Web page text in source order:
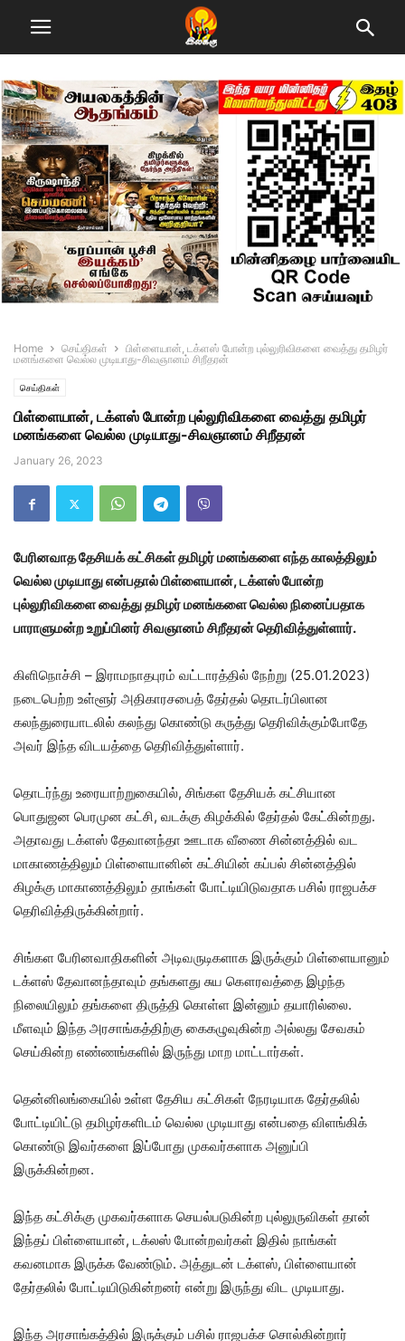
Home செய்திகள்
பிள்ளையான், டக்ளஸ் போன்ற புல்லுரிவிகளை வைத்து தமிழர்
மனங்களை வெல்ல முடியாது-சிவஞானம் சிறீதரன்
செய்திகள்
பிள்ளையான், டக்ளஸ் போன்ற புல்லுரிவிகளை வைத்து தமிழர்
மனங்களை வெல்ல முடியாது-சிவஞானம் சிறீதரன்
January 26, 2023
பேரினவாத தேசியக் கட்சிகள் தமிழர் மனங்களை எந்த காலத்திலும்
வெல்ல முடியாது என்பதால் பிள்ளையான், டக்ளஸ் போன்ற
புல்லுரிவிகளை வைத்து தமிழர் மனங்களை வெல்ல நினைப்பதாக
பாராளுமன்ற உறுப்பினர் சிவஞானம் சிறீதரன் தெரிவித்துள்ளார்.
கிளிநொச்சி – இராமநாதபுரம் வட்டாரத்தில் நேற்று (25.01.2023)
நடைபெற்ற உள்ளூர் அதிகாரசபைத் தேர்தல் தொடர்பிலான
கலந்துரையாடலில் கலந்து கொண்டு கருத்து தெரிவிக்கும்போதே
அவர் இந்த விடயத்தை தெரிவித்துள்ளார்.
தொடர்ந்து உரையாற்றுகையில், சிங்கள தேசியக் கட்சியான
பொதுஜன பெரமுன கட்சி, வடக்கு கிழக்கில் தேர்தல் கேட்கின்றது.
அதாவது டக்ளஸ் தேவானந்தா ஊடாக வீணை சின்னத்தில் வட
மாகாணத்திலும் பிள்ளையானின் கட்சியின் கப்பல் சின்னத்தில்
கிழக்கு மாகாணத்திலும் தாங்கள் போட்டியிடுவதாக பசில் ராஜபக்ச
தெரிவித்திருக்கின்றார்.
சிங்கள பேரினவாதிகளின் அடிவருடிகளாக இருக்கும் பிள்ளையானும்
டக்ளஸ் தேவானந்தாவும் தங்களது சுய கௌரவத்தை இழந்த
நிலையிலும் தங்களை திருத்தி கொள்ள இன்னும் தயாரில்லை.
மீளவும் இந்த அரசாங்கத்திற்கு கைகழுவுகின்ற அல்லது சேவகம்
செய்கின்ற எண்ணங்களில் இருந்து மாற மாட்டார்கள்.
தென்னிலங்கையில் உள்ள தேசிய கட்சிகள் நேரடியாக தேர்தலில்
போட்டியிட்டு தமிழர்களிடம் வெல்ல முடியாது என்பதை விளங்கிக்
கொண்டு இவர்களை இப்போது முகவர்களாக அனுப்பி
இருக்கின்றன.
இந்த கட்சிக்கு முகவர்களாக செயல்படுகின்ற புல்லுருவிகள் தான்
இந்தப் பிள்ளையான், டக்லஸ் போன்றவர்கள் இதில் நாங்கள்
கவனமாக இருக்க வேண்டும். அத்துடன் டக்ளஸ், பிள்ளையான்
தேர்தலில் போட்டியிடுகின்றனர் என்று இருந்து விட முடியாது.
இந்த அரசாங்கத்தில் இருக்கும் பசில் ராஜபக்ச சொல்கின்றார்